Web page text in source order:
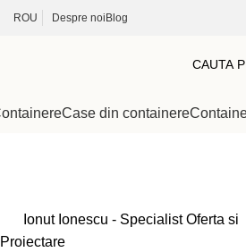
ROU Despre noi Blog
Case din containere
Ionut Ionescu - Specialist Oferta si
Proiectare